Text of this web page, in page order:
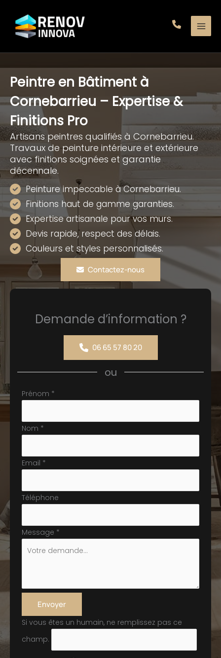
contenu
Peintre en Bâtiment à
Cornebarrieu – Expertise &
Finitions Pro
Artisans peintres qualifiés à Cornebarrieu.
Travaux de peinture intérieure et extérieure
avec finitions soignées et garantie
décennale.
Peinture impeccable à Cornebarrieu.
Finitions haut de gamme garanties.
Expertise artisanale pour vos murs.
Devis rapide, respect des délais.
Couleurs et styles personnalisés.
Contactez-nous
Demande d’information ?
06 65 57 80 20
ou
Formulaire
téléphone
Prénom *
Nom *
Email *
Téléphone
Message *
Envoyer
Si vous êtes un humain, ne remplissez pas ce
champ.